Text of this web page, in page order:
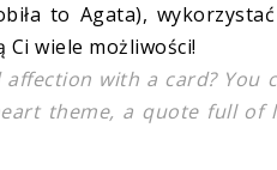
to Agata),
wiele możliwości!
with a card?
theme, a quote full of